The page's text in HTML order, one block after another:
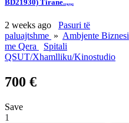
BD21930) Tirane..,.,.
2 weeks ago
Pasuri të
paluajtshme » Ambjente Biznesi
me Qera
Spitali
QSUT/Xhamlliku/Kinostudio
700 €
Save
1